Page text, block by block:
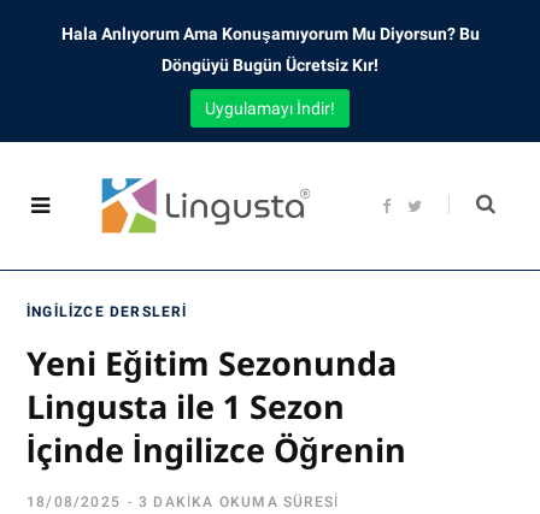
F
b
t
İNGILIZCE DERSLERI
Yeni Eğitim Sezonunda
Lingusta ile 1 Sezon
İçinde İngilizce Öğrenin
18/08/2025 3 DAKIKA OKUMA SÜRESI
Hala Anlıyorum Ama Konuşamıyorum Mu Diyorsun? Bu
Döngüyü Bugün Ücretsiz Kır!
Uygulamayı İndir!